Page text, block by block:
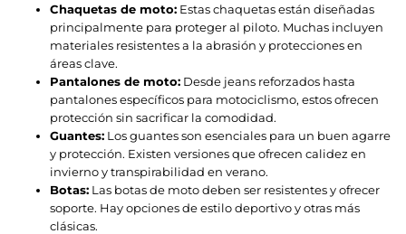
Chaquetas de moto: Estas chaquetas están diseñadas
principalmente para proteger al piloto. Muchas incluyen
materiales resistentes a la abrasión y protecciones en
áreas clave.
Pantalones de moto: Desde jeans reforzados hasta
pantalones específicos para motociclismo, estos ofrecen
protección sin sacrificar la comodidad.
Guantes: Los guantes son esenciales para un buen agarre
y protección. Existen versiones que ofrecen calidez en
invierno y transpirabilidad en verano.
Botas: Las botas de moto deben ser resistentes y ofrecer
soporte. Hay opciones de estilo deportivo y otras más
clásicas.